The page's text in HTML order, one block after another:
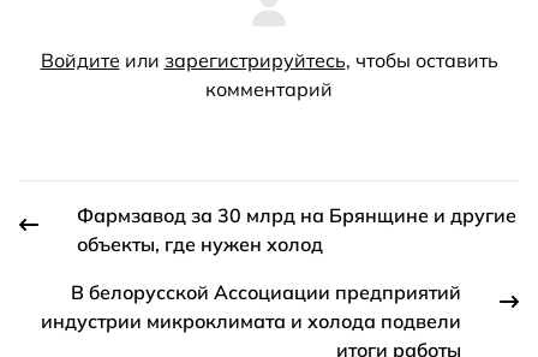
Войдите или зарегистрируйтесь, чтобы оставить
комментарий
Фармзавод за 30 млрд на Брянщине и другие
объекты, где нужен холод
В белорусской Ассоциации предприятий
индустрии микроклимата и холода подвели
итоги работы